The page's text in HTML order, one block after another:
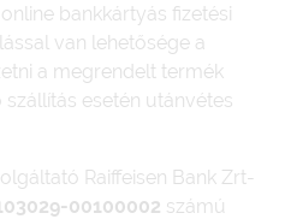
bankkártyás fizetési
van lehetősége a
a megrendelt termék
esetén utánvétes
Raiffeisen Bank Zrt-
00100002 számú